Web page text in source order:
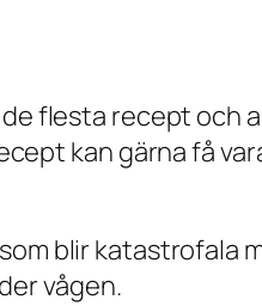
flesta recept
kan gärna få
blir katastrofala
vågen.